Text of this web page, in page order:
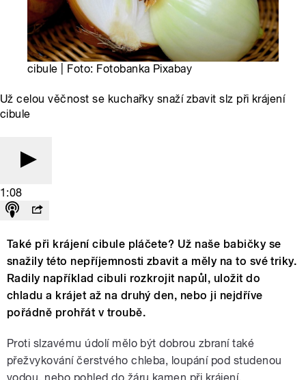
cibule | Foto: Fotobanka Pixabay
Už celou věčnost se kuchařky snaží zbavit slz při krájení
cibule
1:08
Také při krájení cibule pláčete? Už naše babičky se
snažily této nepříjemnosti zbavit a měly na to své triky.
Radily například cibuli rozkrojit napůl, uložit do
chladu a krájet až na druhý den, nebo ji nejdříve
pořádně prohřát v troubě.
Proti slzavému údolí mělo být dobrou zbraní také
přežvykování čerstvého chleba, loupání pod studenou